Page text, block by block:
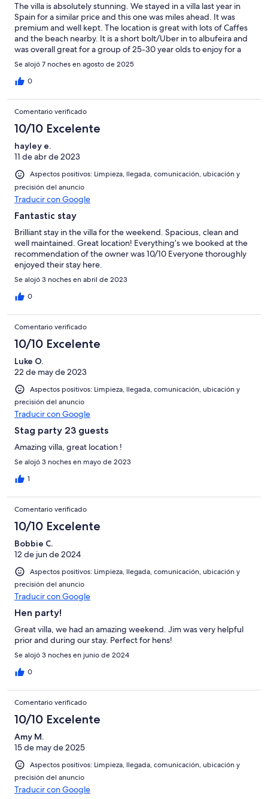
The villa is absolutely stunning. We stayed in a villa last year in
Spain for a similar price and this one was miles ahead. It was
premium and well kept. The location is great with lots of Caffes
and the beach nearby. It is a short bolt/Uber in to albufeira and
was overall great for a group of 25-30 year olds to enjoy for a
week. The host Jim was great at resolving things for us and kept
in touch with us throughout. Would definitely recommend!
Se alojó 7 noches en agosto de 2025
0
Comentario verificado
10/10 Excelente
hayley e.
11 de abr de 2023
Aspectos positivos: Limpieza, llegada, comunicación, ubicación y
precisión del anuncio
Traducir con Google
Fantastic stay
Brilliant stay in the villa for the weekend. Spacious, clean and
well maintained. Great location! Everything’s we booked at the
recommendation of the owner was 10/10 Everyone thoroughly
enjoyed their stay here.
Se alojó 3 noches en abril de 2023
0
Comentario verificado
10/10 Excelente
Luke O.
22 de may de 2023
Aspectos positivos: Limpieza, llegada, comunicación, ubicación y
precisión del anuncio
Traducir con Google
Stag party 23 guests
Amazing villa, great location !
Se alojó 3 noches en mayo de 2023
1
Comentario verificado
10/10 Excelente
Bobbie C.
12 de jun de 2024
Aspectos positivos: Limpieza, llegada, comunicación, ubicación y
precisión del anuncio
Traducir con Google
Hen party!
Great villa, we had an amazing weekend. Jim was very helpful
prior and during our stay. Perfect for hens!
Se alojó 3 noches en junio de 2024
0
Comentario verificado
10/10 Excelente
Amy M.
15 de may de 2025
Aspectos positivos: Limpieza, llegada, comunicación, ubicación y
precisión del anuncio
Traducir con Google